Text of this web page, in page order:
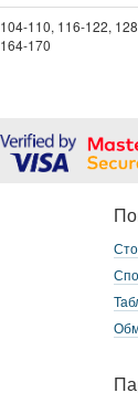
104-110, 116-122,
164-170